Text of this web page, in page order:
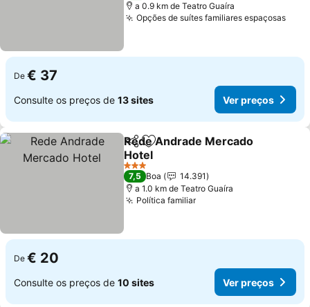
a 0.9 km de Teatro Guaíra
Opções de suítes familiares espaçosasVer
De € 37
Consulte os preços de 13 sites Ver preços
PartilharAdicionar aos favoritos
Rede Andrade Mercado
Hotel
Ver preços
3 Estrelas
7,5 Boa
14.391
a 1.0 km de Teatro Guaíra
Política familiarVer preços
De € 20
Consulte os preços de 10 sites Ver preços